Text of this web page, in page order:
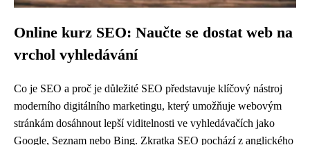
Online kurz SEO: Naučte se dostat web na
vrchol vyhledávání
Co je SEO a proč je důležité SEO představuje klíčový nástroj
moderního digitálního marketingu, který umožňuje webovým
stránkám dosáhnout lepší viditelnosti ve vyhledávačích jako
Google, Seznam nebo Bing. Zkratka SEO pochází z anglického